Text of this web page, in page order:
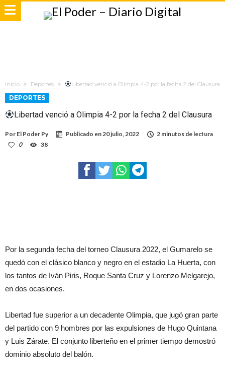
Inicio Deportes Libertad venció a Olimpia 4-2 por la fecha 2 del Clausura
DEPORTES
Libertad venció a Olimpia 4-2 por la fecha 2 del Clausura
Por El Poder Py Publicado en20 julio, 2022
2 minutos de lectura
0
38
Por la segunda fecha del torneo Clausura 2022, el Gumarelo se
quedó con el clásico blanco y negro en el estadio La Huerta, con
los tantos de Iván Piris, Roque Santa Cruz y Lorenzo Melgarejo,
en dos ocasiones.
Libertad fue superior a un decadente Olimpia, que jugó gran parte
del partido con 9 hombres por las expulsiones de Hugo Quintana
y Luis Zárate. El conjunto liberteño en el primer tiempo demostró
dominio absoluto del balón.